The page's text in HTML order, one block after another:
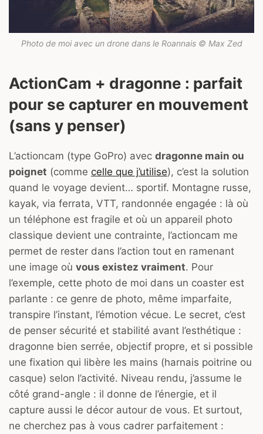
Photo de moi avec un drone dans le Roannais © Max Zed
ActionCam + dragonne : parfait
pour se capturer en mouvement
(sans y penser)
L’actioncam (type GoPro) avec dragonne main ou
poignet (comme celle que j’utilise), c’est la solution
quand le voyage devient… sportif. Montagne russe,
kayak, via ferrata, VTT, randonnée engagée : là où
un téléphone est fragile et où un appareil photo
classique devient une contrainte, l’actioncam me
permet de rester dans l’action tout en ramenant
une image où vous existez vraiment. Pour
l’exemple, cette photo de moi dans un coaster est
parlante : ce genre de photo, même imparfaite,
transpire l’instant, l’émotion vécue. Le secret, c’est
de penser sécurité et stabilité avant l’esthétique :
dragonne bien serrée, objectif propre, et si possible
une fixation qui libère les mains (harnais poitrine ou
casque) selon l’activité. Niveau rendu, j’assume le
côté grand-angle : il donne de l’énergie, et il
capture aussi le décor autour de vous. Et surtout,
ne cherchez pas à vous cadrer parfaitement :